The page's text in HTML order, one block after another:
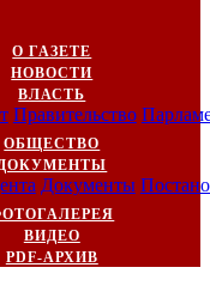
О ГАЗЕТЕ
НОВОСТИ
ВЛАСТЬ
Правительство
ОБЩЕСТВО
Документы
ВИДЕО
PDF-АРХИВ